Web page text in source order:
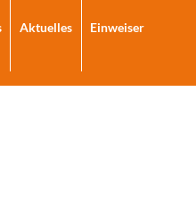
Aktuelles Einweiser